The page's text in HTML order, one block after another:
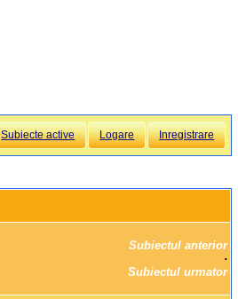
Subiecte active Logare Inregistrare
Subiectul anterior
Subiectul urmator